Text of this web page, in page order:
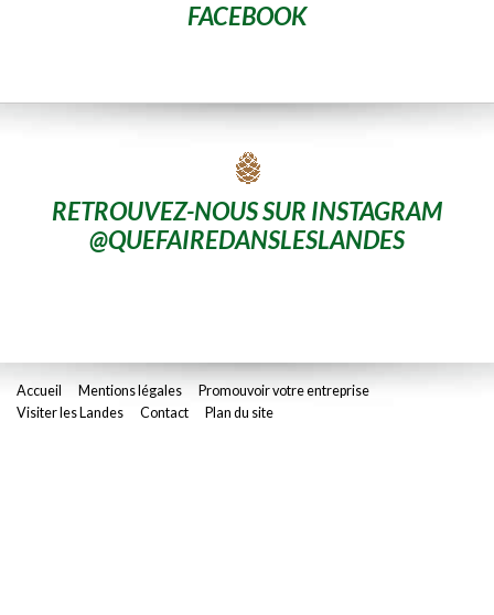
FACEBOOK
RETROUVEZ-NOUS SUR INSTAGRAM
@QUEFAIREDANSLESLANDES
Accueil Mentions légales
Promouvoir votre entreprise
Visiter les Landes
Contact Plan du site